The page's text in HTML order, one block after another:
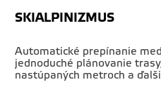
SKIALPINIZMUS
Automatické prepínanie
jednoduché plánovanie
nastúpaných metroch a